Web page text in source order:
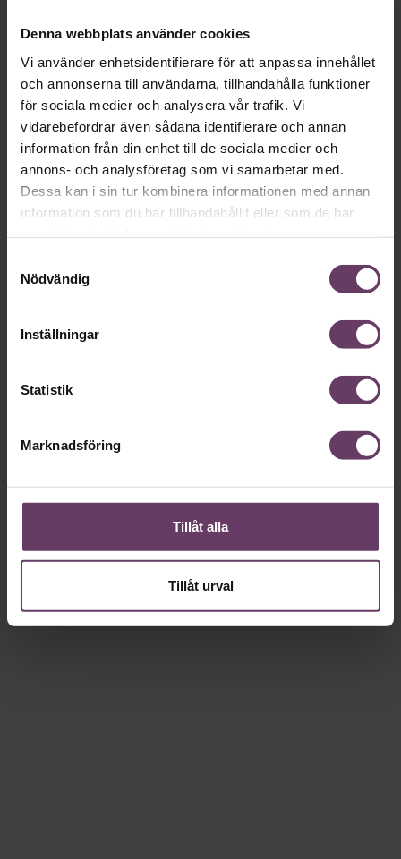
Denna webbplats använder cookies
Vi använder enhetsidentifierare för att anpassa innehållet
och annonserna till användarna, tillhandahålla funktioner
för sociala medier och analysera vår trafik. Vi
vidarebefordrar även sådana identifierare och annan
information från din enhet till de sociala medier och
annons- och analysföretag som vi samarbetar med.
Dessa kan i sin tur kombinera informationen med annan
information som du har tillhandahållit eller som de har
Nödvändig
Inställningar
Statistik
Marknadsföring
Tillåt alla
Tillåt urval